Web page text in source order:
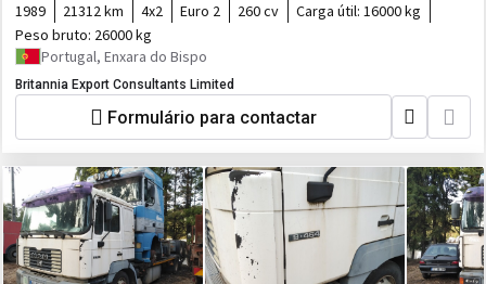
1989 21312 km 4x2 Euro 2 260 cv Carga útil: 16000 kg
Peso bruto: 26000 kg
Portugal, Enxara do Bispo
Britannia Export Consultants Limited
Formulário para contactar